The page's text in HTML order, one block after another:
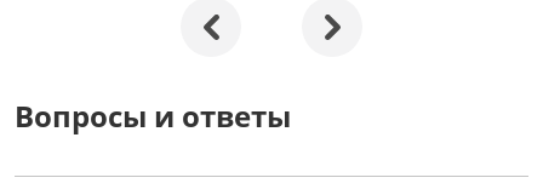
Ремонт затвора
Вопросы и ответы